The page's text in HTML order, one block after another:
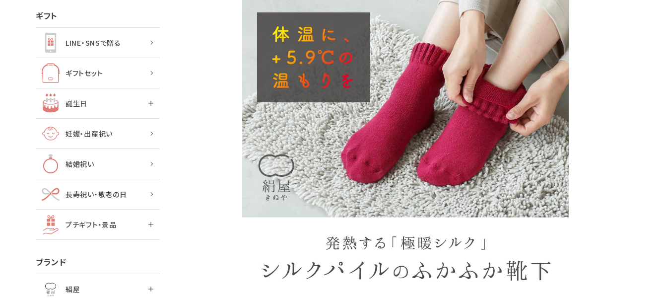
ギフト
LINE・SNSで贈る
ギフトセット
誕生日
妊娠・出産祝い
結婚祝い
長寿祝い・敬老の日
プチギフト・景品
ブランド
絹屋